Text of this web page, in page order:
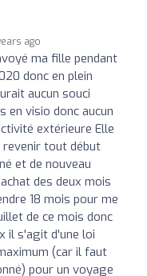
ago
ma fille pendant
donc en plein
aucun souci
en visio donc aucun
extérieure Elle
tout début
et de nouveau
des deux mois
18 mois pour me
de ce mois donc
il s'agit d'une loi
(car il faut
pour un voyage